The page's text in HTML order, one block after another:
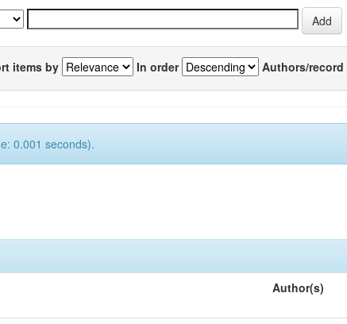
items by In order Authors/record
0.001 seconds).
Author(s)